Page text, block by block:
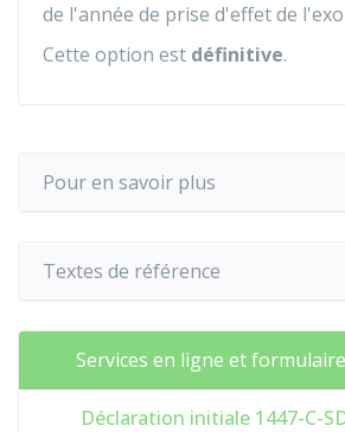
de l'année de prise d'effet de
Cette option est définitive.
Pour en savoir plus
Textes de référence
Services en ligne et
Déclaration initiale 1447-C-